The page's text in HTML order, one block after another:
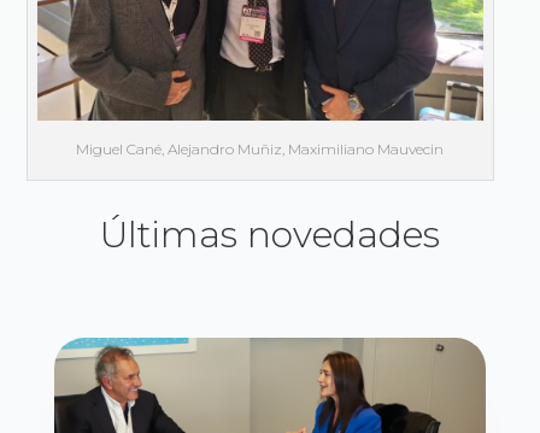
Miguel Cané, Alejandro Muñiz, Maximiliano Mauvecin
Últimas novedades